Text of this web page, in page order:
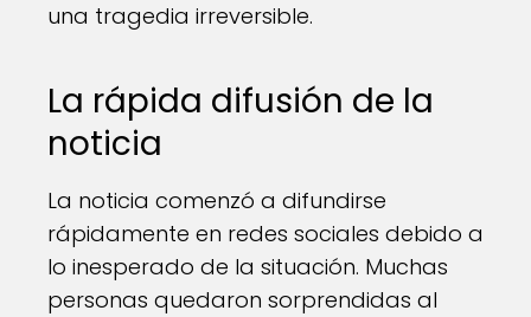
una tragedia irreversible.
La rápida difusión de la
noticia
La noticia comenzó a difundirse
rápidamente en redes sociales debido a
lo inesperado de la situación. Muchas
personas quedaron sorprendidas al